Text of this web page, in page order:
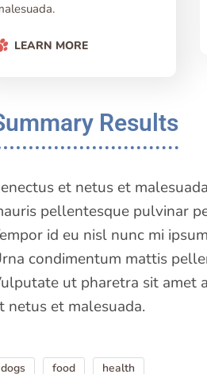
LEARN MORE
Results
et netus et
pellentesque pulvinar
id eu nisl nunc mi
condimentum mattis
ut pharetra sit amet
netus et malesuada.
food health